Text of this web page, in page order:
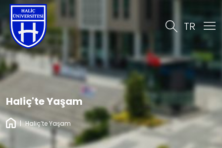
TR
Haliç'te Yaşam
| Haliç’te Yaşam